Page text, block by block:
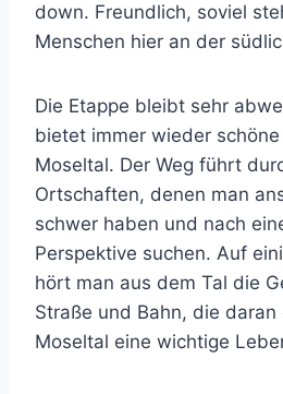
down. Freundlich, soviel
Menschen hier an der
Die Etappe bleibt sehr
bietet immer wieder
Moseltal. Der Weg führt
Ortschaften, denen man
schwer haben und nach
Perspektive suchen. Auf
hört man aus dem Tal die
Straße und Bahn, die
Moseltal eine wichtige